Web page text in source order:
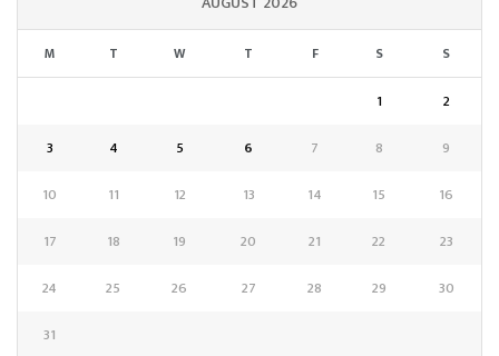
M T W T F S S
1
2
3
4 5 6 7 8
9
10
11 12 13 14 15
16
17
18 19 20 21 22
23
24
25 26 27 28 29
30
31